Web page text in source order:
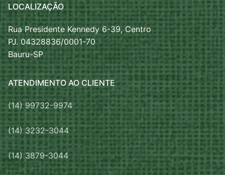
LOCALIZAÇÃO
Rua Presidente Kennedy 6-39, Centro
PJ. 04328836/0001-70
Bauru-SP
ATENDIMENTO AO CLIENTE
(14) 99732-9974
(14) 3232-3044
(14) 3879-3044